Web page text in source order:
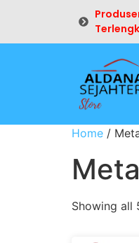
Home /
Showing all